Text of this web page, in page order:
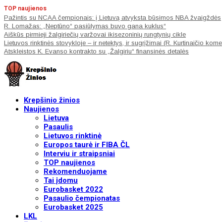
TOP naujienos
Pažintis su NCAA čempionais: į Lietuvą atvyksta būsimos NBA žvaigždės
R. Lomažas: „Neptūno“ pasiūlymas buvo gana kuklus“
Aiškūs pirmieji žalgiriečių varžovai ikisezoninių rungtynių cikle
Lietuvos rinktinės stovykloje – ir netektys, ir sugrįžimai (R. Kurtinaičio
Atskleistos K. Evanso kontrakto su „Žalgiriu“ finansinės detalės
Krepšinio žinios
Naujienos
Lietuva
Pasaulis
Lietuvos rinktinė
Europos taurė ir FIBA ČL
Interviu ir straipsniai
TOP naujienos
Rekomenduojame
Tai įdomu
Eurobasket 2022
Pasaulio čempionatas
Eurobasket 2025
LKL